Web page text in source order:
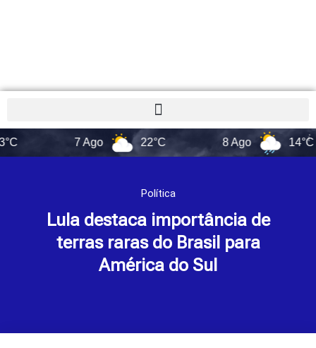
22°C 14°C
Política
Lula destaca importância de
terras raras do Brasil para
América do Sul